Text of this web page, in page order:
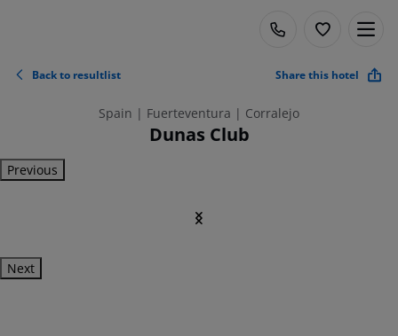
Back to resultlist Share this hotel
Spain | Fuerteventura | Corralejo
Dunas Club
Previous
Next